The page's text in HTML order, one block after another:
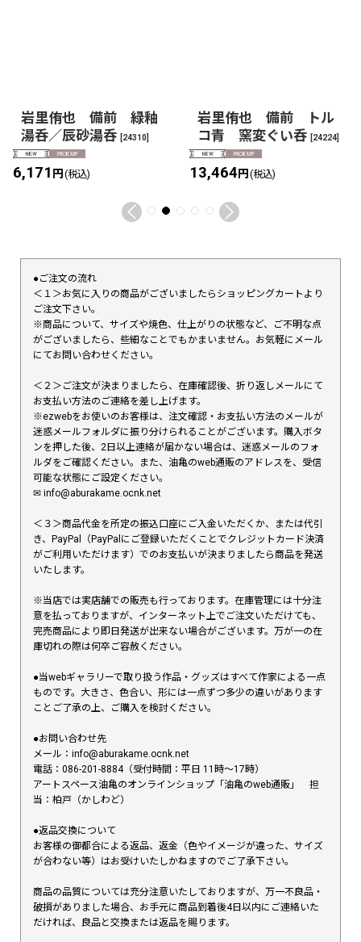
岩里侑也 備前 緑釉
湯呑／辰砂湯呑 [24310]
6,171 円 (税込)
岩里侑也 備前 トル
コ青 窯変ぐい呑 [24224]
13,464円 (税込)
●ご注文の流れ
＜１＞お気に入りの商品がございましたらショッピングカートより
ご注文下さい。
※商品について、サイズや焼色、仕上がりの状態など、ご不明な点
がございましたら、些細なことでもかまいません。お気軽にメール
にてお問い合わせください。
＜２＞ご注文が決まりましたら、在庫確認後、折り返しメールにて
お支払い方法のご連絡を差し上げます。
※ezwebをお使いのお客様は、注文確認・お支払い方法のメールが
迷惑メールフォルダに振り分けられることがございます。購入ボタ
ンを押した後、2日以上連絡が届かない場合は、迷惑メールのフォ
ルダをご確認ください。また、油亀のweb通販のアドレスを、受信
可能な状態にご設定ください。
✉︎ info@aburakame.ocnk.net
＜３＞商品代金を所定の振込口座にご入金いただくか、または代引
き、PayPal（PayPalにご登録いただくことでクレジットカード決済
がご利用いただけます）でのお支払いが決まりましたら商品を発送
いたします。
※当店では実店舗での販売も行っております。在庫管理には十分注
意を払っておりますが、インターネット上でご注文いただけても、
完売商品により即日発送が出来ない場合がございます。万が一の在
庫切れの際は何卒ご容赦ください。
●当webギャラリーで取り扱う作品・グッズはすべて作家による一点
ものです。大きさ、色合い、形には一点ずつ多少の違いがあります
ことご了承の上、ご購入を検討ください。
●お問い合わせ先
メール：info@aburakame.ocnk.net
電話：086-201-8884（受付時間：平日 11時〜17時）
アートスペース油亀のオンラインショップ「油亀のweb通販」 担
当：柏戸（かしわど）
●返品交換について
お客様の御都合による返品、返金（色やイメージが違った、サイズ
が合わない等）はお受けいたしかねますのでご了承下さい。
商品の品質については充分注意いたしておりますが、万一不良品・
破損がありました場合、お手元に商品到着後4日以内にご連絡いた
だければ、良品と交換または返品を賜ります。